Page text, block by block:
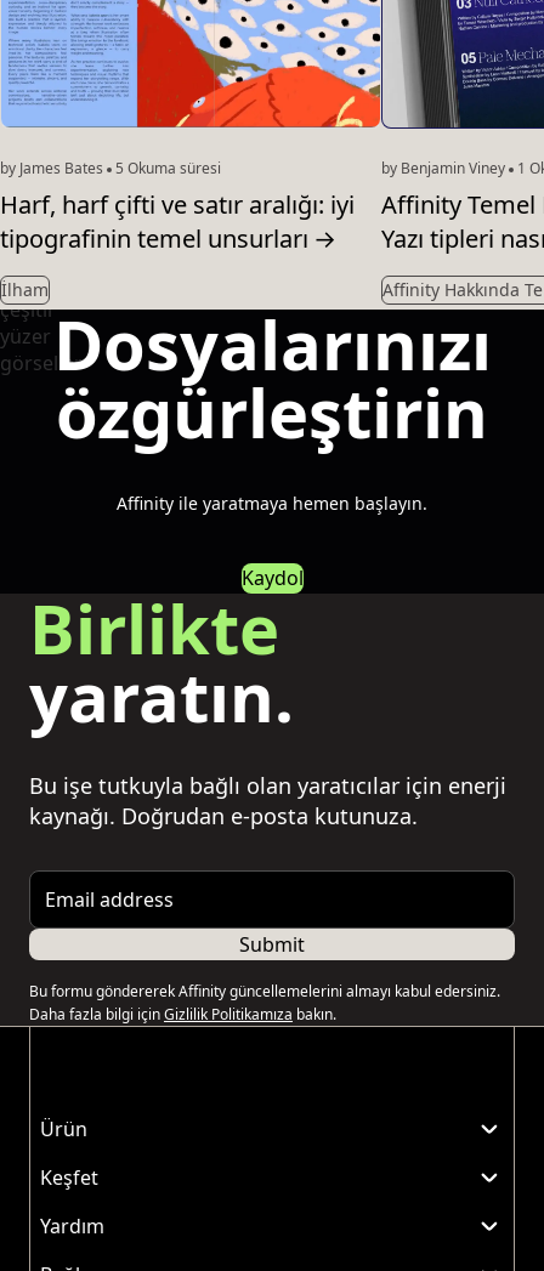
by James Bates 5 Okuma süresi
Harf, harf çifti ve satır aralığı: iyi
tipografinin temel unsurları →
İlham
by Benjamin Viney 1
Affinity Temel
Yazı tipleri
Affinity Hakkında
Dosyalarınızı
özgürleştirin
Affinity ile yaratmaya hemen başlayın.
Kaydol
Birlikte
yaratın.
Bu işe tutkuyla bağlı olan yaratıcılar için enerji
kaynağı. Doğrudan e-posta kutunuza.
Email address
Submit
Bu formu göndererek Affinity güncellemelerini almayı kabul edersiniz.
Daha fazla bilgi içinGizlilik Politikamıza bakın.
Ürün
Keşfet
Yardım